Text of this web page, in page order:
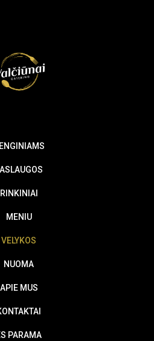
RINKINIAI
MENIU
VELYKOS
NUOMA
APIE MUS
PARAMA